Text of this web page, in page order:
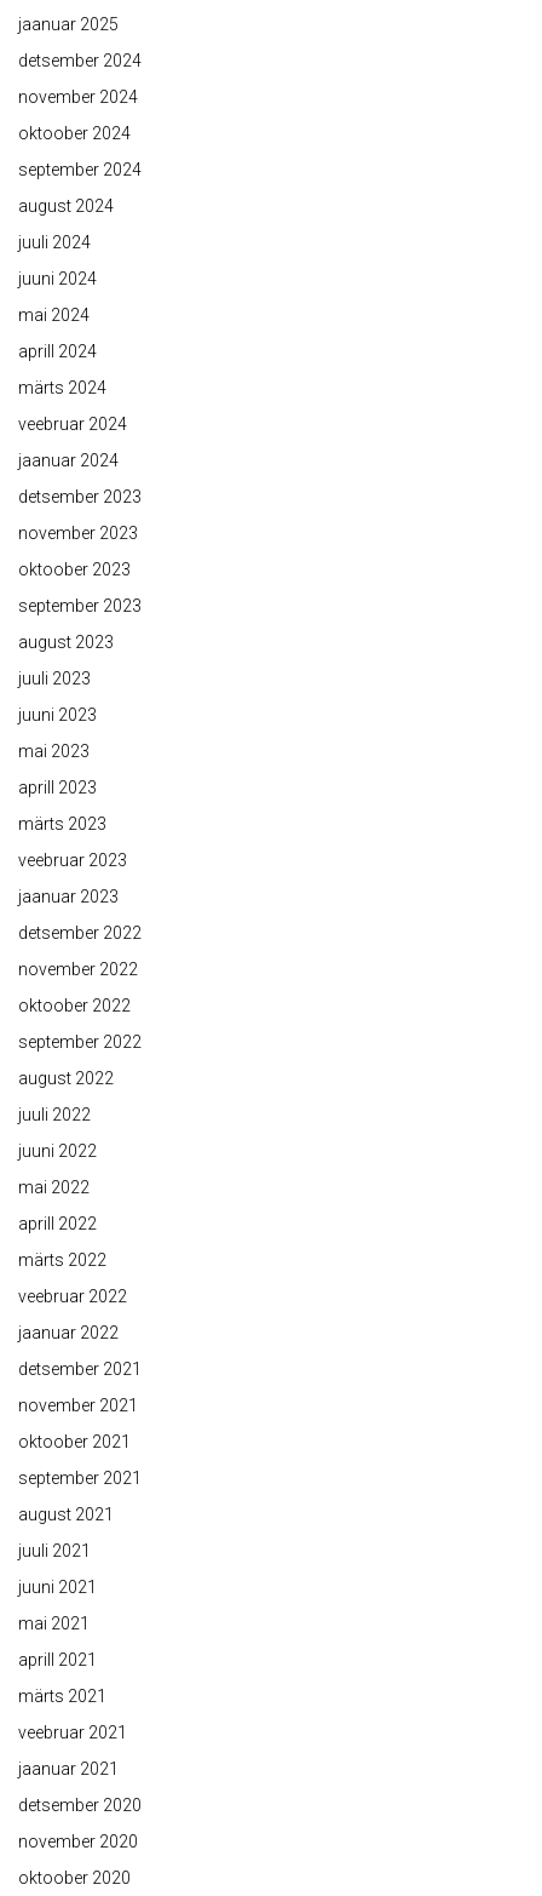
jaanuar 2025
detsember 2024
november 2024
oktoober 2024
september 2024
august 2024
juuli 2024
juuni 2024
mai 2024
aprill 2024
märts 2024
veebruar 2024
jaanuar 2024
detsember 2023
november 2023
oktoober 2023
september 2023
august 2023
juuli 2023
juuni 2023
mai 2023
aprill 2023
märts 2023
veebruar 2023
jaanuar 2023
detsember 2022
november 2022
oktoober 2022
september 2022
august 2022
juuli 2022
juuni 2022
mai 2022
aprill 2022
märts 2022
veebruar 2022
jaanuar 2022
detsember 2021
november 2021
oktoober 2021
september 2021
august 2021
juuli 2021
juuni 2021
mai 2021
aprill 2021
märts 2021
veebruar 2021
jaanuar 2021
detsember 2020
november 2020
oktoober 2020